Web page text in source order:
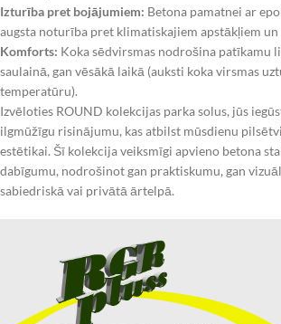
Izturība pret bojājumiem: Betona pamatnei ar
augsta noturība pret klimatiskajiem apstākļiem un
Komforts: Koka sēdvirsmas nodrošina patīkamu
saulainā, gan vēsākā laikā (auksti koka virsmas
temperatūru).
Izvēloties ROUND kolekcijas parka solus, jūs
ilgmūžīgu risinājumu, kas atbilst mūsdienu
estētikai. Šī kolekcija veiksmīgi apvieno betona
dabīgumu, nodrošinot gan praktiskumu, gan
sabiedriskā vai privātā ārtelpā.